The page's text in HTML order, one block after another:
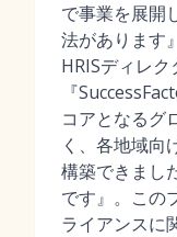
で事業を展開
法があります
HRISディレク
『
コアとなるグ
く、各地域向
構築できまし
です』。この
ライアンスに